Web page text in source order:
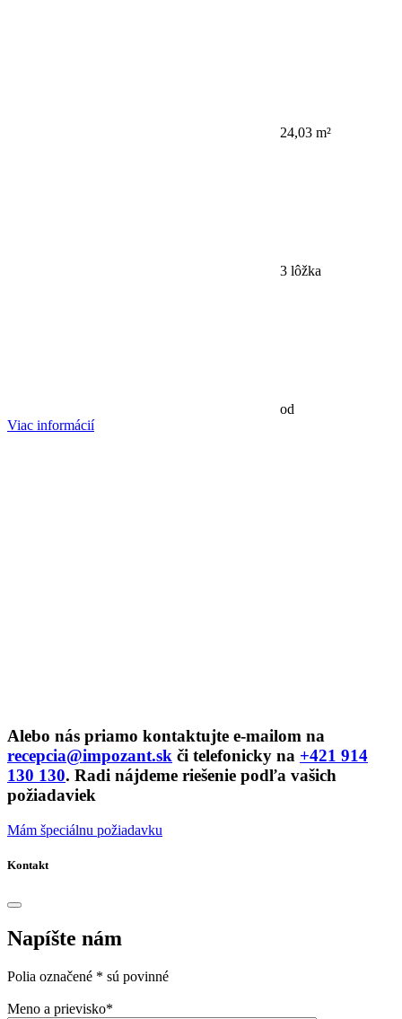
24,03 m²
3 lôžka
od
Viac informácií
Alebo nás priamo kontaktujte e-mailom na
recepcia@impozant.sk či telefonicky na +421 914
130 130. Radi nájdeme riešenie podľa vašich
požiadaviek
Mám špeciálnu požiadavku
Kontakt
Napíšte nám
Polia označené * sú povinné
Meno a prievisko*